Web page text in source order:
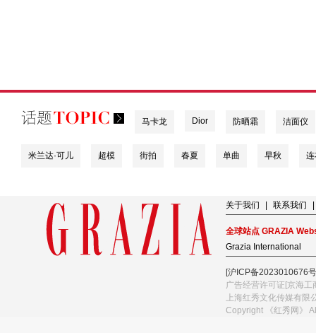
马卡龙 Dior 防晒霜 洁面仪
米兰达·可儿 超模 街拍 春夏 单曲 早秋
关于我们 联系我们
全球站点 GRAZIA
Grazia International
[沪ICP备2023010676
广告经营许可证[京海
上海红秀文化传媒有限
Copyright 《红秀网》